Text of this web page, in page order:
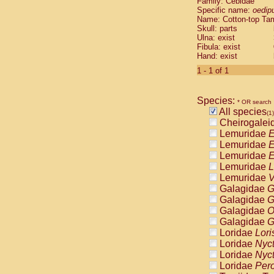
Cebidae
Cebidae
Cebidae
Cebidae
Cebidae
Cebidae
Cebidae
Cebidae
Cebidae
Cebidae
Cebidae
Cebidae
Atelidae
Atelidae
Atelidae
Atelidae
Atelidae
Atelidae
Atelidae
Atelidae
Atelidae
Atelidae
Pitheciidae
Specific name:
Name: Cotton-top
Skull: parts
Ulna: exist
Fibula: exist
Hand: exist
1 - 1 of 1
Species: * OR search
All species(1)
Lemuridae
Lemuridae
Lemuridae
Lemuridae
Lemuridae
Galagidae
Galagidae
Galagidae
Galagidae
Loridae
Loridae
Loridae
Loridae